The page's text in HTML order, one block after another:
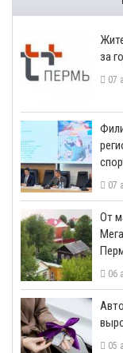
за
07
07
От
06
05